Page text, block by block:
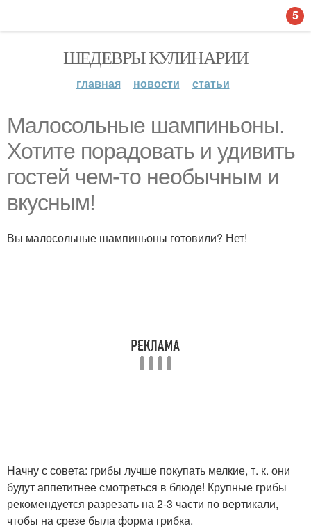
ШЕДЕВРЫ КУЛИНАРИИ
главная новости статьи
Малосольные шампиньоны.
Хотите порадовать и удивить
гостей чем-то необычным и
вкусным!
Вы малосольные шампиньоны готовили? Нет!
Начну с совета: грибы лучше покупать мелкие, т. к. они
будут аппетитнее смотреться в блюде! Крупные грибы
рекомендуется разрезать на 2-3 части по вертикали,
чтобы на срезе была форма грибка.
5